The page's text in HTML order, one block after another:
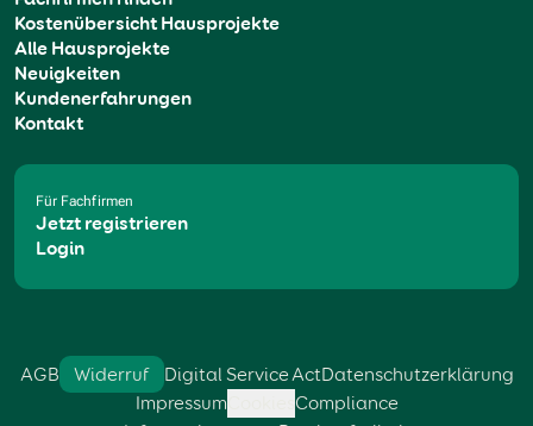
Kostenübersicht Hausprojekte
Alle Hausprojekte
Neuigkeiten
Kundenerfahrungen
Kontakt
Für Fachfirmen
Jetzt registrieren
Login
AGB Widerruf Digital Service ActDatenschutzerklärung
Impressum
Compliance